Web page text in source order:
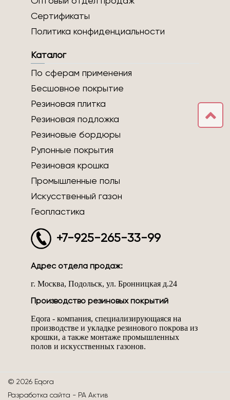
Сертификаты
Политика конфиденциальности
Каталог
По сферам применения
Бесшовное покрытие
Резиновая плитка
Резиновая подложка
Резиновые бордюры
Рулонные покрытия
Резиновая крошка
Промышленные полы
Искусственный газон
Геопластика
+7-925-265-33-99
Адрес отдела продаж:
г. Москва, Подольск, ул. Бронницкая д.24
Производство резиновых покрытий
Eqora - компания, специализирующаяся на
производстве и укладке резинового покрова из
крошки, а также монтаже промышленных
полов и искусственных газонов.
© 2026 Eqora
Разработка сайта - РА Актив